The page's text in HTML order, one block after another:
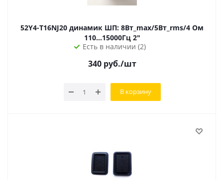
52Y4-T16NJ20 динамик ШП: 8Вт_max/5Вт_rms/4 Ом
110...15000Гц 2"
Есть в наличии (2)
340руб./шт
В корзину